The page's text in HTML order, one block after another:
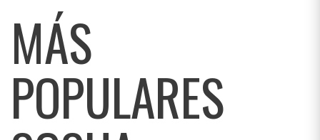
MÁS
POPULARES